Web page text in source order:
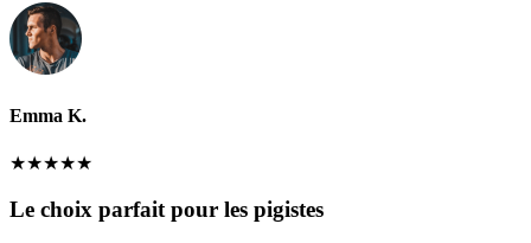
Emma K.
★★★★★
Le choix parfait pour les pigistes